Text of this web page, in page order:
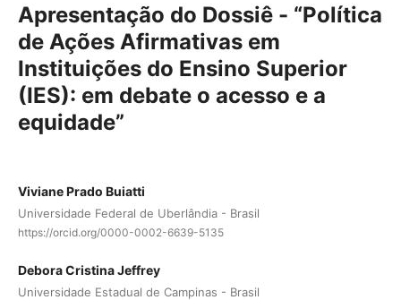
Apresentação do Dossiê - “Política
de Ações Afirmativas em
Instituições do Ensino Superior
(IES): em debate o acesso e a
equidade”
Viviane Prado Buiatti
Universidade Federal de Uberlândia - Brasil
https://orcid.org/0000-0002-6639-5135
Debora Cristina Jeffrey
Universidade Estadual de Campinas - Brasil